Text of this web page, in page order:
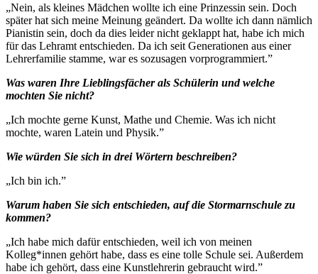
„Nein, als kleines Mädchen wollte ich eine Prinzessin sein. Doch
später hat sich meine Meinung geändert. Da wollte ich dann nämlich
Pianistin sein, doch da dies leider nicht geklappt hat, habe ich mich
für das Lehramt entschieden. Da ich seit Generationen aus einer
Lehrerfamilie stamme, war es sozusagen vorprogrammiert.”
Was waren Ihre Lieblingsfächer als Schülerin und welche
mochten Sie nicht?
„Ich mochte gerne Kunst, Mathe und Chemie. Was ich nicht
mochte, waren Latein und Physik.”
Wie würden Sie sich in drei Wörtern beschreiben?
„Ich bin ich.”
Warum haben Sie sich entschieden, auf die Stormarnschule zu
kommen?
„Ich habe mich dafür entschieden, weil ich von meinen
Kolleg*innen gehört habe, dass es eine tolle Schule sei. Außerdem
habe ich gehört, dass eine Kunstlehrerin gebraucht wird.”